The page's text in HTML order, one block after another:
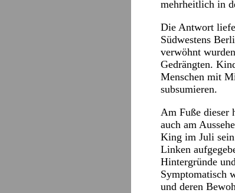
mehrheitlich in
Die Antwort
Südwestens
verwöhnt
Gedrängten.
Menschen mit
subsumieren.
Am Fuße dieser
auch am
King im Juli
Linken
Hintergründe
Symptomatisch
und deren